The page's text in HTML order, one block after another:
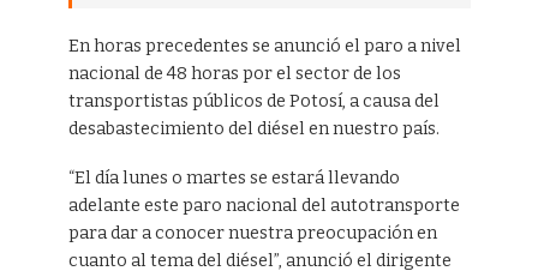
En horas precedentes se anunció el paro a nivel
nacional de 48 horas por el sector de los
transportistas públicos de Potosí, a causa del
desabastecimiento del diésel en nuestro país.
“El día lunes o martes se estará llevando
adelante este paro nacional del autotransporte
para dar a conocer nuestra preocupación en
cuanto al tema del diésel”, anunció el dirigente